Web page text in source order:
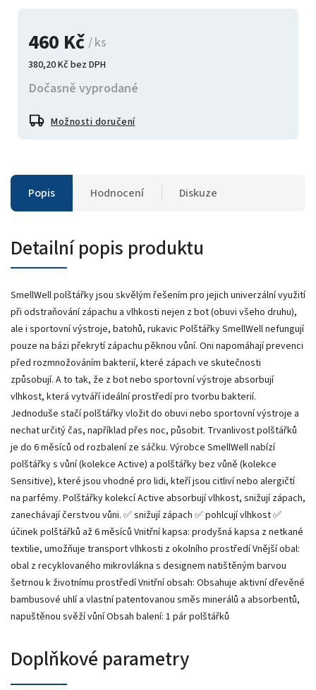
460 Kč / ks
380,20 Kč bez DPH
Dočasně vyprodané
Možnosti doručení
Popis Hodnocení Diskuze
Detailní popis produktu
SmellWell polštářky jsou skvělým řešením pro jejich univerzální využití
při odstraňování zápachu a vlhkosti nejen z bot (obuvi všeho druhu),
ale i sportovní výstroje, batohů, rukavic Polštářky SmellWell nefungují
pouze na bázi překrytí zápachu pěknou vůní. Oni napomáhají prevenci
před rozmnožováním bakterií, které zápach ve skutečnosti
způsobují. A to tak, že z bot nebo sportovní výstroje absorbují
vlhkost, která vytváří ideální prostředí pro tvorbu bakterií.
Jednoduše stačí polštářky vložit do obuvi nebo sportovní výstroje a
nechat určitý čas, například přes noc, působit. Trvanlivost polštářků
je do 6 měsíců od rozbalení ze sáčku. Výrobce SmellWell nabízí
polštářky s vůní (kolekce Active) a polštářky bez vůně (kolekce
Sensitive), které jsou vhodné pro lidi, kteří jsou citliví nebo alergičtí
na parfémy. Polštářky kolekcí Active absorbují vlhkost, snižují zápach,
zanechávají čerstvou vůni. ✅ snižují zápach ✅ pohlcují vlhkost ✅
účinek polštářků až 6 měsíců Vnitřní kapsa: prodyšná kapsa z netkané
textilie, umožňuje transport vlhkosti z okolního prostředí Vnější obal:
obal z recyklovaného mikrovlákna s designem natištěným barvou
šetrnou k životnímu prostředí Vnitřní obsah: Obsahuje aktivní dřevěné
bambusové uhlí a vlastní patentovanou směs minerálů a absorbentů,
napuštěnou svěží vůní Obsah balení: 1 pár polštářků
Doplňkové parametry